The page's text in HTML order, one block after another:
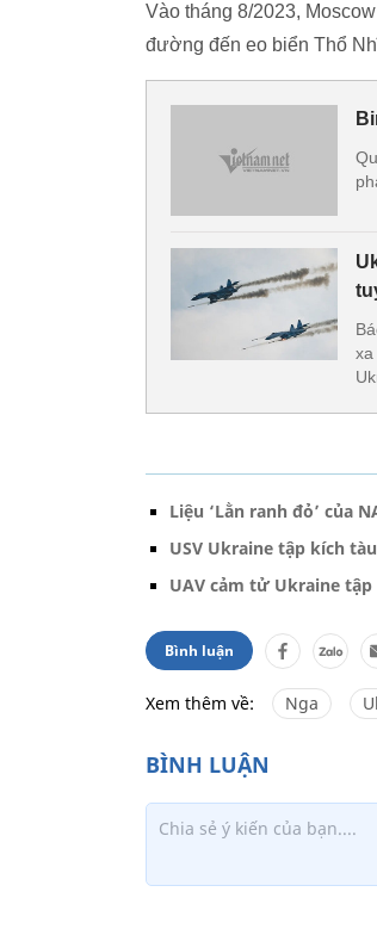
Vào tháng 8/2023,
đường đến eo biển Thổ
xa
Liệu ‘Lằn ranh đỏ’ của
USV Ukraine tập kích
UAV cảm tử Ukraine
Bình luận
Xem thêm về: Nga